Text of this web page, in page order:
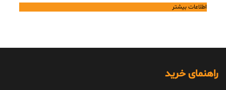
اطلاعات بیشتر
راهنمای خرید